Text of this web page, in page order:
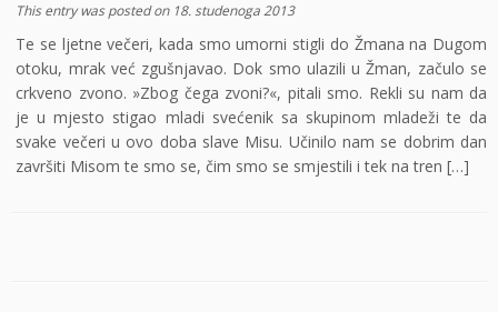
This entry was posted on 18. studenoga 2013
Te se ljetne večeri, kada smo umorni stigli do Žmana na Dugom
otoku, mrak već zgušnjavao. Dok smo ulazili u Žman, začulo se
crkveno zvono. »Zbog čega zvoni?«, pitali smo. Rekli su nam da
je u mjesto stigao mladi svećenik sa skupinom mladeži te da
svake večeri u ovo doba slave Misu. Učinilo nam se dobrim dan
završiti Misom te smo se, čim smo se smjestili i tek na tren […]